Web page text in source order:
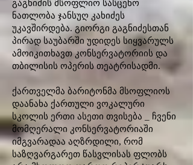
გაგნიძის მსოფლიო სასცენო
ნათლობა ჯანსუღ კახიძეს
უკავშირდება. გიორგი გაგნიძესთან
პირად საუბარში უდიდეს სიყვარულს
ამოიკითხავთ კონსერვატორიის და
თბილისის ოპერის თეატრისადმი.
ქართველმა ბარიტონმა მსოფლიოს
დაანახა ქართული ვოკალური
სკოლის ერთი ასეთი თვისება _ ჩვენი
მომღერალი კონსერვატორიაში
იმგვარადაა აღზრდილი, რომ
საზღვარგარეთ წასვლისას ფლობს